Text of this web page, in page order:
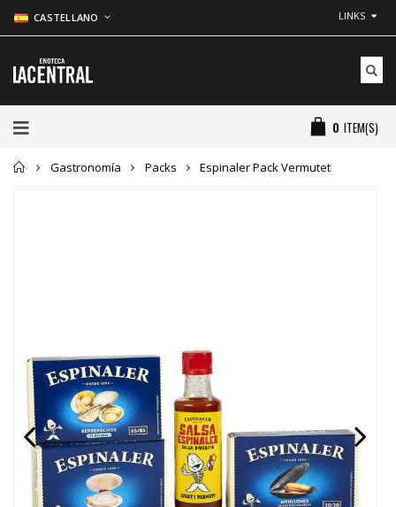
CASTELLANO LINKS
0 ITEM(S)
Inicio
Gastronomía Packs Espinaler Pack Vermutet